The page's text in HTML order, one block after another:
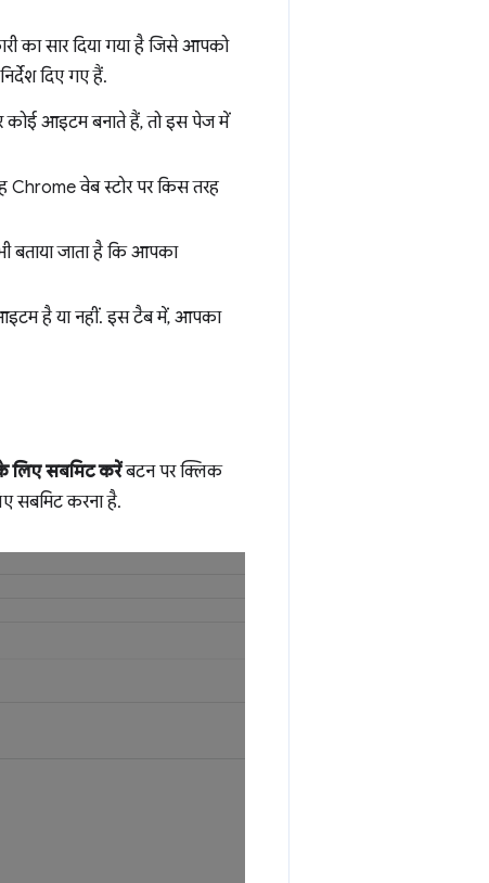
का सार दिया गया है जिसे आपको
दिए गए हैं.
आइटम बनाते हैं, तो इस पेज में
Chrome वेब स्टोर पर किस तरह
बताया जाता है कि आपका
है या नहीं. इस टैब में, आपका
लिए सबमिट करेंबटन पर क्लिक
सबमिट करना है.